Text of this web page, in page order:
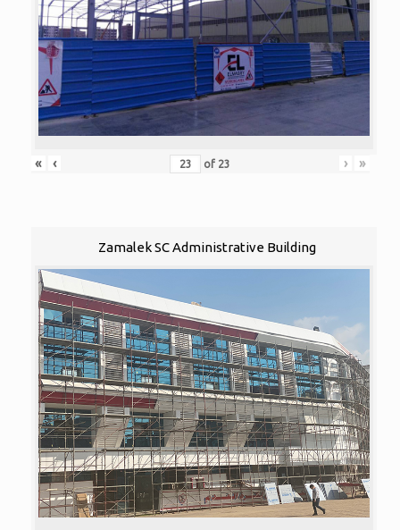
« ‹ of 23 › »
Zamalek SC Administrative Building